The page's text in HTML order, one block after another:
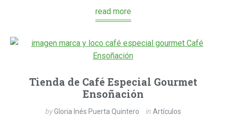
read more
Tienda de Café Especial Gourmet
Ensoñación
byGloria Inés Puerta Quintero in Artículos